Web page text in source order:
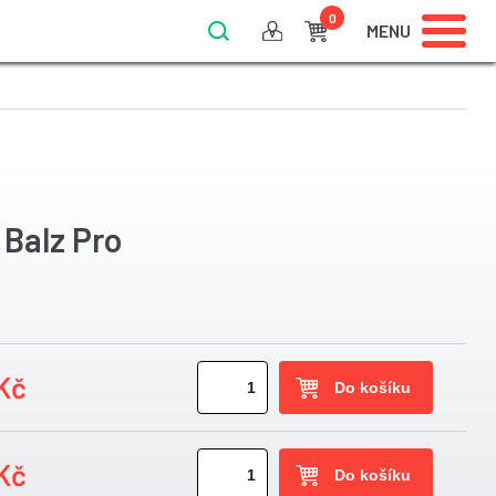
MENU
0
Pro